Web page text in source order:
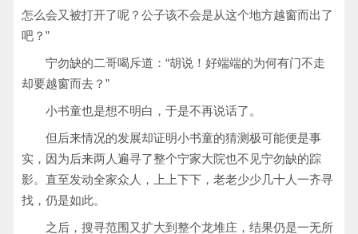
怎么会又被打开了呢？公子该不会是从这个地方越窗而出了
吧？”
宁勿缺的二哥喝斥道：“胡说！好端端的为何有门不走
却要越窗而去？”
小书童也是想不明白，于是不再说话了。
但后来情况的发展却证明小书童的猜测极可能便是事
实，因为后来两人遍寻了整个宁家大院也不见宁勿缺的踪
影。直至发动全家众人，上上下下，老老少少几十人一齐寻
找，仍是如此。
之后，搜寻范围又扩大到整个龙堆庄，结果仍是一无所